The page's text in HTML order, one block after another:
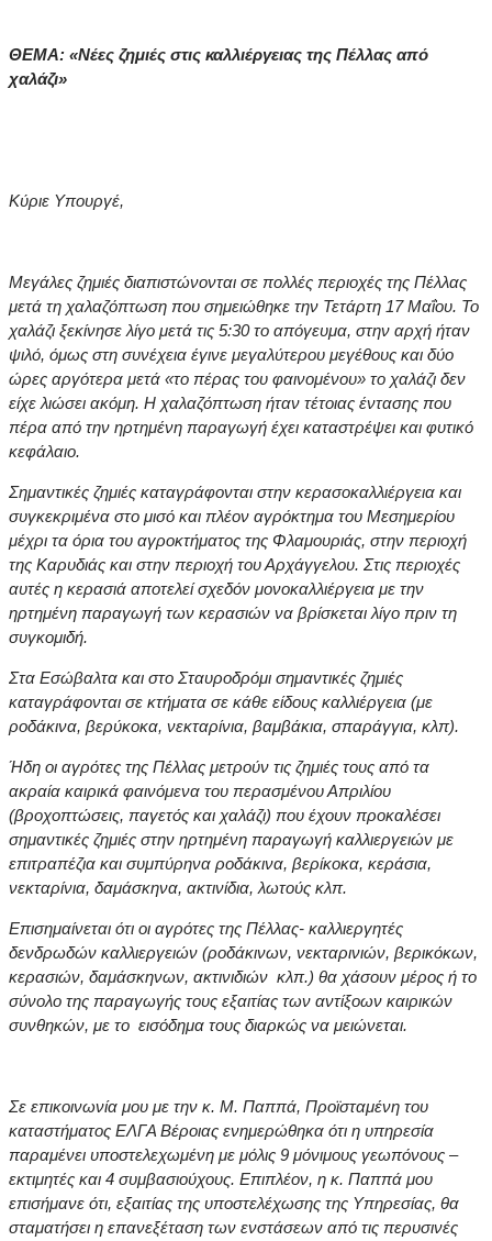
ΘΕΜΑ: «Νέες ζημιές στις καλλιέργειας της Πέλλας από
χαλάζι»
Κύριε Υπουργέ,
Μεγάλες ζημιές διαπιστώνονται σε πολλές περιοχές της Πέλλας
μετά τη χαλαζόπτωση που σημειώθηκε την Τετάρτη 17 Μαΐου. Το
χαλάζι ξεκίνησε λίγο μετά τις 5:30 το απόγευμα, στην αρχή ήταν
ψιλό, όμως στη συνέχεια έγινε μεγαλύτερου μεγέθους και δύο
ώρες αργότερα μετά «το πέρας του φαινομένου» το χαλάζι δεν
είχε λιώσει ακόμη. Η χαλαζόπτωση ήταν τέτοιας έντασης που
πέρα από την ηρτημένη παραγωγή έχει καταστρέψει και φυτικό
κεφάλαιο.
Σημαντικές ζημιές καταγράφονται στην κερασοκαλλιέργεια και
συγκεκριμένα στο μισό και πλέον αγρόκτημα του Μεσημερίου
μέχρι τα όρια του αγροκτήματος της Φλαμουριάς, στην περιοχή
της Καρυδιάς και στην περιοχή του Αρχάγγελου. Στις περιοχές
αυτές η κερασιά αποτελεί σχεδόν μονοκαλλιέργεια με την
ηρτημένη παραγωγή των κερασιών να βρίσκεται λίγο πριν τη
συγκομιδή.
Στα Εσώβαλτα και στο Σταυροδρόμι σημαντικές ζημιές
καταγράφονται σε κτήματα σε κάθε είδους καλλιέργεια (με
ροδάκινα, βερύκοκα, νεκταρίνια, βαμβάκια, σπαράγγια, κλπ).
Ήδη οι αγρότες της Πέλλας μετρούν τις ζημιές τους από τα
ακραία καιρικά φαινόμενα του περασμένου Απριλίου
(βροχοπτώσεις, παγετός και χαλάζι) που έχουν προκαλέσει
σημαντικές ζημιές στην ηρτημένη παραγωγή καλλιεργειών με
επιτραπέζια και συμπύρηνα ροδάκινα, βερίκοκα, κεράσια,
νεκταρίνια, δαμάσκηνα, ακτινίδια, λωτούς κλπ.
Επισημαίνεται ότι οι αγρότες της Πέλλας- καλλιεργητές
δενδρωδών καλλιεργειών (ροδάκινων, νεκταρινιών, βερικόκων,
κερασιών, δαμάσκηνων, ακτινιδιών κλπ.) θα χάσουν μέρος ή το
σύνολο της παραγωγής τους εξαιτίας των αντίξοων καιρικών
συνθηκών, με το εισόδημα τους διαρκώς να μειώνεται.
Σε επικοινωνία μου με την κ. Μ. Παππά, Προϊσταμένη του
καταστήματος ΕΛΓΑ Βέροιας ενημερώθηκα ότι η υπηρεσία
παραμένει υποστελεχωμένη με μόλις 9 μόνιμους γεωπόνους –
εκτιμητές και 4 συμβασιούχους. Επιπλέον, η κ. Παππά μου
επισήμανε ότι, εξαιτίας της υποστελέχωσης της Υπηρεσίας, θα
σταματήσει η επανεξέταση των ενστάσεων από τις περυσινές